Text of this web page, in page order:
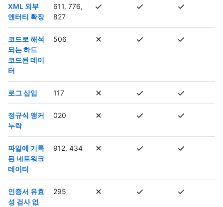
XML 외부
엔터티 확장
611, 776,
827
코드로 해석
되는 하드
코드된 데이
터
506
로그 삽입 117
정규식 앵커
누락
020
파일에 기록
된 네트워크
데이터
912, 434
인증서 유효
성 검사 없
295